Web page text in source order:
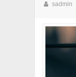
sadmin